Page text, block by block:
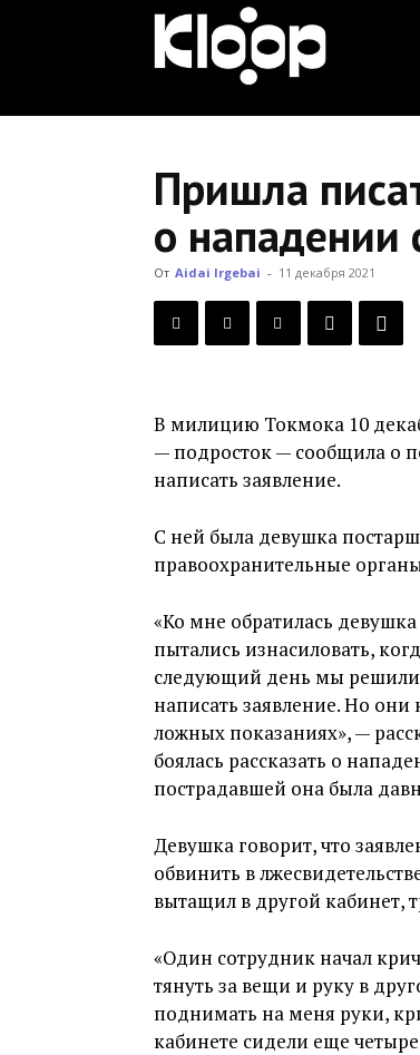
Пришла
о нападении
От Aidai Irgebai - 11 декабря 2021
В милицию Токмока 10
— подросток — сообщила о
написать заявление.
С ней была девушка
правоохранительные
«Ко мне обратилась
пытались изнасиловать,
следующий день мы
написать заявление. Но
ложных показаниях», —
боялась рассказать о
пострадавшей она была
Девушка говорит, что
обвинить в
вытащил в другой кабинет,
«Один сотрудник начал
тянуть за вещи и руку в
поднимать на меня руки,
кабинете сидели еще